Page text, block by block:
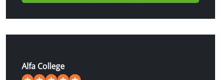
Alfa College